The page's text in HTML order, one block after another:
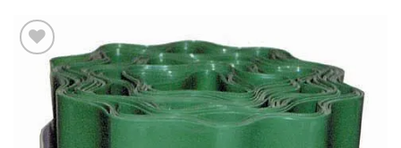
הוסף
לרשימת
המשאלות